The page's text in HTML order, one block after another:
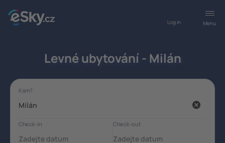
Menu
Log in
Levné ubytování - Milán